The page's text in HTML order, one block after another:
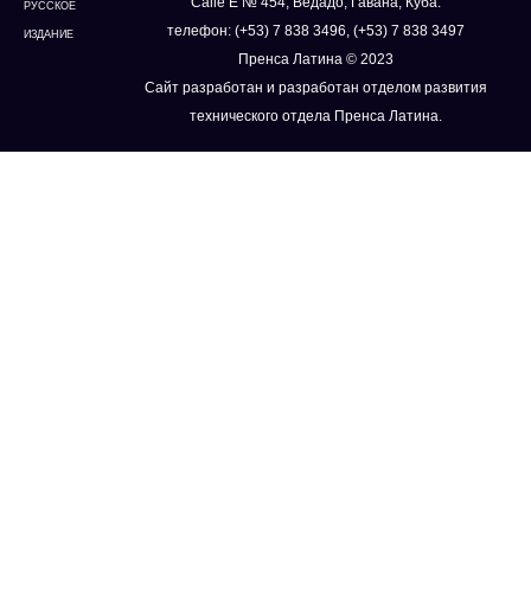
РУССКОЕ
ИЗДАНИЕ
телефон: (+53) 7 838 3496, (+53) 7 838 3497
Пренса Латина © 2023
Сайт разработан и разработан отделом развития
технического отдела Пренса Латина.